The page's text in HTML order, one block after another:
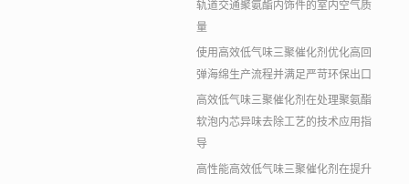
轨道交通聚氨酯内饰件的室内空气质
量
使用高效低气味三聚催化剂优化高回
弹海绵生产流程并满足严苛环保出口
高效低气味三聚催化剂在处理聚氨酯
软泡内芯异味去除工艺的技术应用指
导
高性能高效低气味三聚催化剂在提升